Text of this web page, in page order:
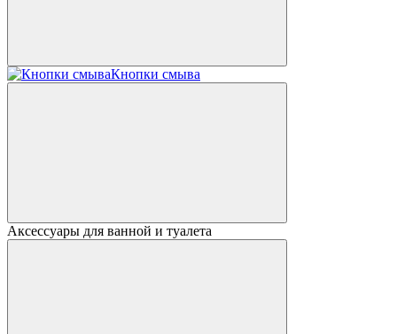
Кнопки смыва
Аксессуары для ванной и туалета